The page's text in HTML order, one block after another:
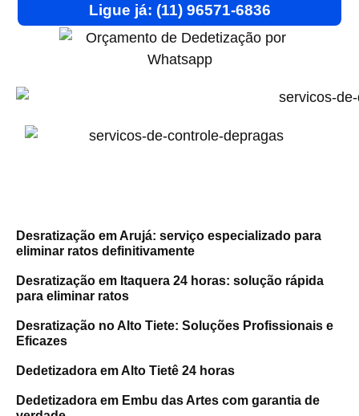
Ligue já: (11) 96571-6836
Desratização em Arujá: serviço especializado para
eliminar ratos definitivamente
Desratização em Itaquera 24 horas: solução rápida
para eliminar ratos
Desratização no Alto Tiete: Soluções Profissionais e
Eficazes
Dedetizadora em Alto Tietê 24 horas
Dedetizadora em Embu das Artes com garantia de